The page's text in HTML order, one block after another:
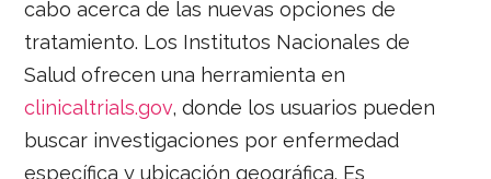
cabo acerca de las nuevas opciones de
tratamiento. Los Institutos Nacionales de
Salud ofrecen una herramienta en
clinicaltrials.gov, donde los usuarios pueden
buscar investigaciones por enfermedad
específica y ubicación geográfica. Es